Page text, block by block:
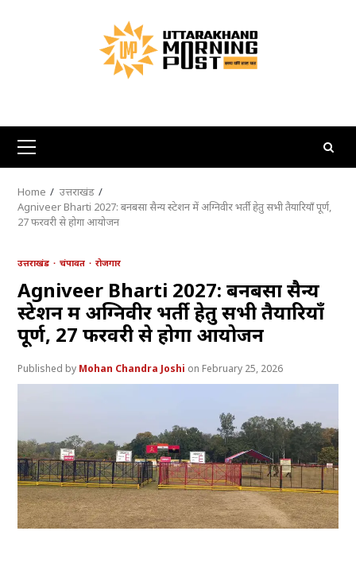
Primary
Menu
Home
उत्तराखंड
Agniveer Bharti 2027: बनबसा सैन्य स्टेशन में अग्निवीर भर्ती हेतु सभी तैयारियाँ पूर्ण,
27 फरवरी से होगा आयोजन
उत्तराखंड चंपावत रोजगार
Agniveer Bharti 2027: बनबसा सैन्य
स्टेशन में अग्निवीर भर्ती हेतु सभी तैयारियाँ
पूर्ण, 27 फरवरी से होगा आयोजन
Mohan Chandra Joshi February 25, 2026